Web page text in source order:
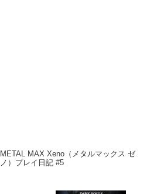
METAL MAX Xeno（メタルマックス ゼ
ノ）プレイ日記 #5